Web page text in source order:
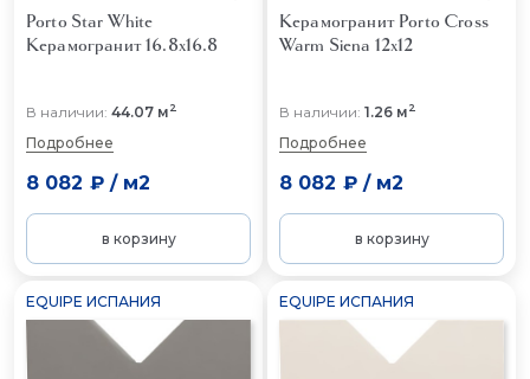
Porto Star White
Керамогранит 16.8x16.8
В наличии: 44.07 м2
Подробнее
8 082 ₽/ м2
в корзину
Керамогранит Porto Cross
Warm Siena 12x12
В наличии: 1.26 м2
Подробнее
8 082 ₽/ м2
в корзину
EQUIPE ИСПАНИЯ EQUIPE ИСПАНИЯ